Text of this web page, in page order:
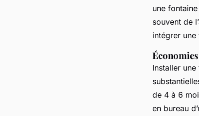
une
souvent de
intégrer
Installer
de 4 à 6
en bureau